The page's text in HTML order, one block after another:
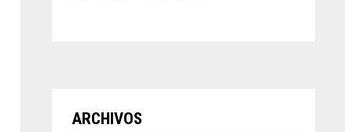
ARCHIVOS